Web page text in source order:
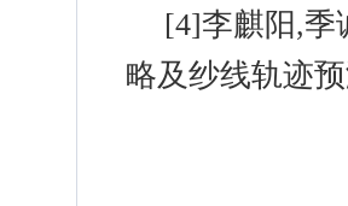
[4]李麒阳,季
略及纱线轨迹